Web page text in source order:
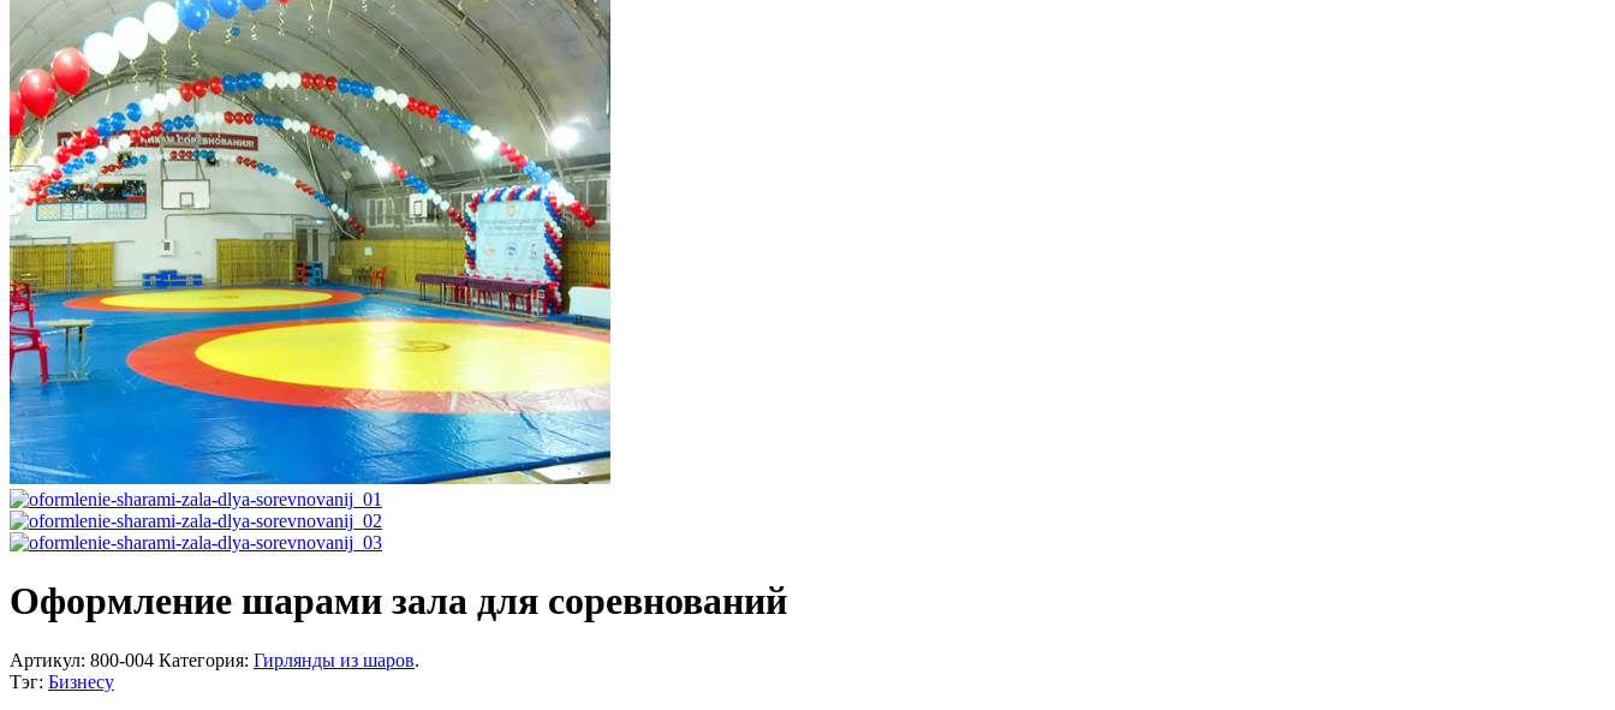
Оформление шарами зала для соревнований
Артикул: 800-004 Категория: Гирлянды из шаров.
Тэг: Бизнесу